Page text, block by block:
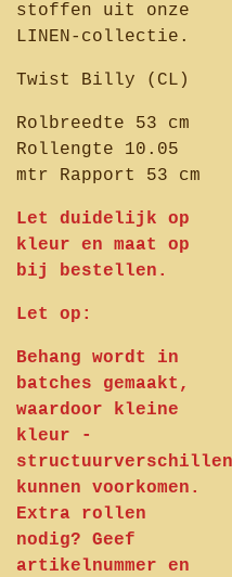
stoffen uit onze
LINEN-collectie.
Twist Billy (CL)
Rolbreedte 53 cm
Rollengte 10.05
mtr Rapport 53 cm
Let duidelijk op
kleur en maat op
bij bestellen.
Let op:
Behang wordt in
batches gemaakt,
waardoor kleine
kleur -
structuurverschillen
kunnen voorkomen.
Extra rollen
nodig? Geef
artikelnummer en